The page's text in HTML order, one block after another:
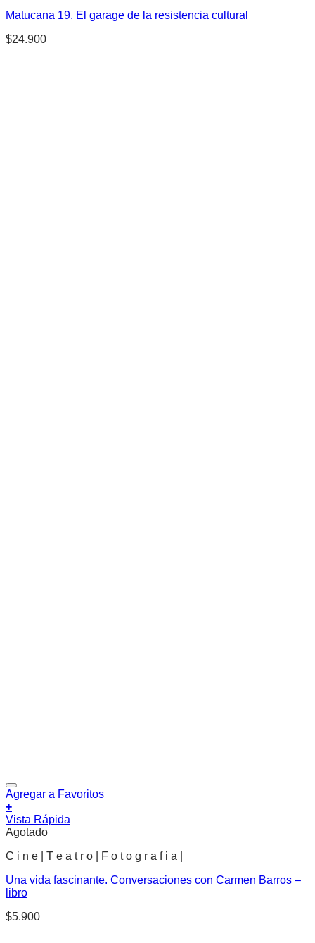
Matucana 19. El garage de la resistencia cultural
$24.900
Agregar a Favoritos
+
Vista Rápida
Agotado
C i n e | T e a t r o | F o t o g r a f i a |
Una vida fascinante. Conversaciones con Carmen Barros –
libro
$5.900